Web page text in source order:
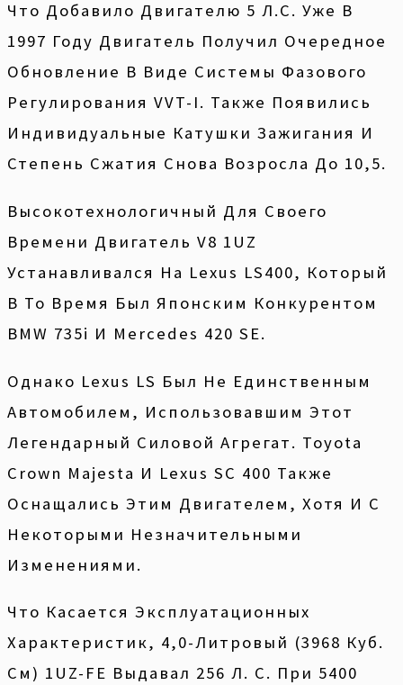
Что Добавило Двигателю 5 Л.с. Уже В
1997 Году Двигатель Получил Очередное
Обновление В Виде Системы Фазового
Регулирования VVT-I. Также Появились
Индивидуальные Катушки Зажигания И
Степень Сжатия Снова Возросла До 10,5.
Высокотехнологичный Для Своего
Времени Двигатель V8 1UZ
Устанавливался На Lexus LS400, Который
В То Время Был Японским Конкурентом
BMW 735i И Mercedes 420 SE.
Однако Lexus LS Был Не Единственным
Автомобилем, Использовавшим Этот
Легендарный Силовой Агрегат. Toyota
Crown Majesta И Lexus SC 400 Также
Оснащались Этим Двигателем, Хотя И С
Некоторыми Незначительными
Изменениями.
Что Касается Эксплуатационных
Характеристик, 4,0-Литровый (3968 Куб.
См) 1UZ-FE Выдавал 256 Л. С. При 5400